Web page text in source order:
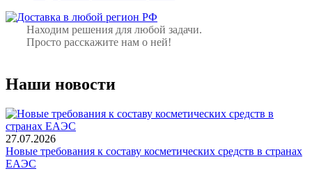
Находим решения для любой задачи.
Просто расскажите нам о ней!
Наши новости
27.07.2026
Новые требования к составу косметических средств в странах
ЕАЭС